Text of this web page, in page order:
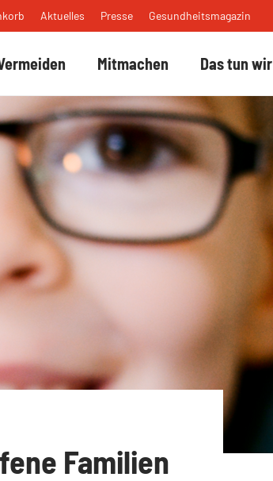
Mitmachen Das tun wir
Aktuelles Presse Gesundheitsmagazin
Neue Hoffnung für betroffene Familien
Familien